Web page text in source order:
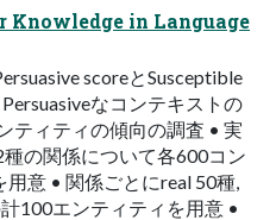
Knowledge in Language
scoreとSusceptible
なコンテキストの
ティティの傾向の調査 • 実
の関係について各600コン
意 • 関係ごとにreal 50種,
100エンティティを用意 •